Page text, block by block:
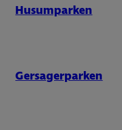
Husumparken
Gersagerparken